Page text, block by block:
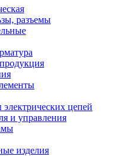
разъемы
цепей
и управления
изделия